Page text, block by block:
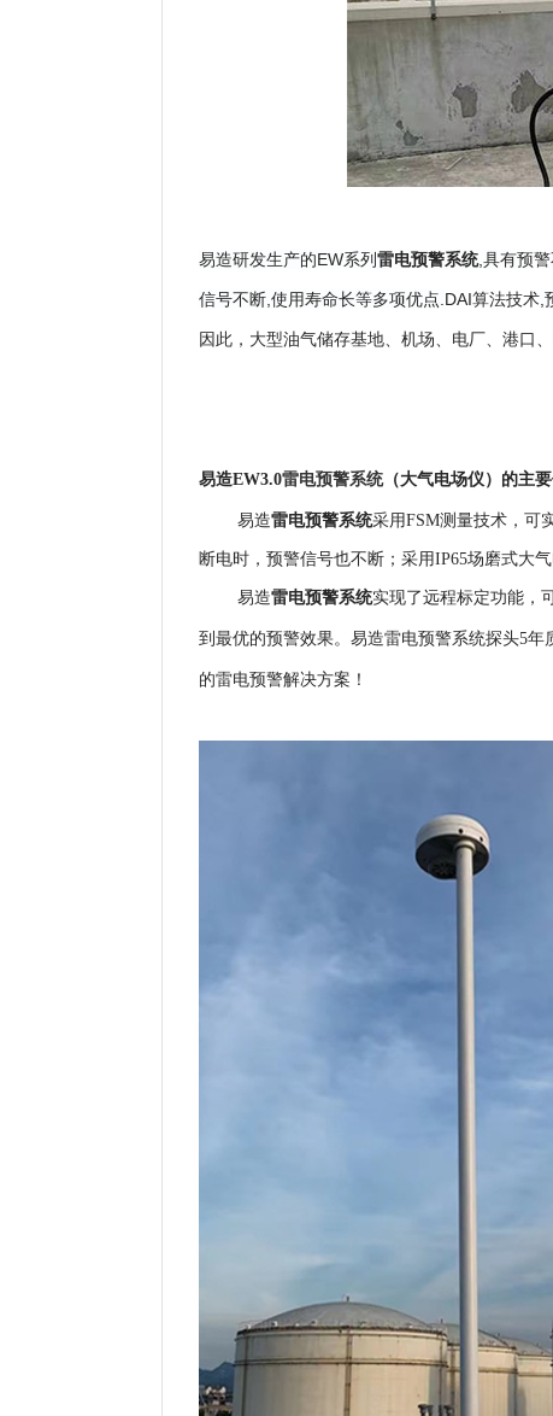
易造研发生产的EW系列雷电预警系统,具有预
信号不断,使用寿命长等多项优点. DAI算法技术 ,
因此，大型油气储存基地、机场、电厂、港口
易造EW3.0雷电预警系统（大气电场仪） 的主
易造雷电预警系统采用FSM测量技术，可
断电时，预警信号也不断；采用IP65场磨式大
易造雷电预警系统实现了远程标定功能，
到最优的预警效果。易造雷电预警系统探头5年
的雷电预警解决方案！